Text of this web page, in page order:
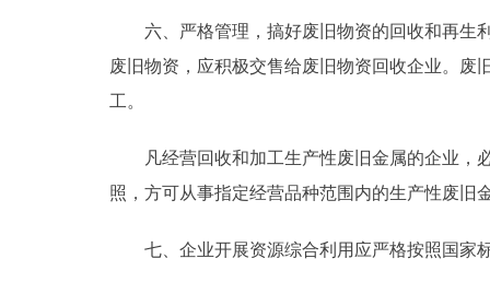
六、严格管理，搞好废旧物资的回收和再生利
废旧物资，应积极交售给废旧物资回收企业。
工。
凡经营回收和加工生产性废旧金属的企业，必
照，方可从事指定经营品种范围内的生产性废旧
七、企业开展资源综合利用应严格按照国家标